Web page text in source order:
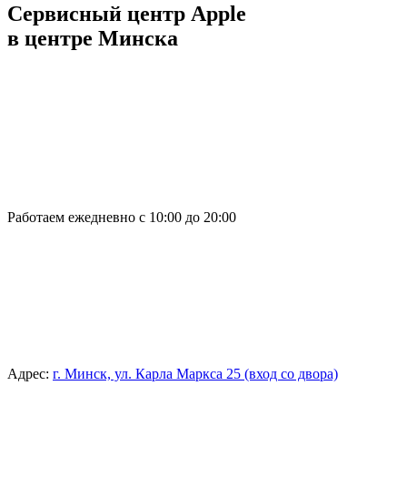
Сервисный центр Apple
в центре Минска
Работаем ежедневно с 10:00 до 20:00
Адрес: г. Минск, ул. Карла Маркса 25 (вход со двора)